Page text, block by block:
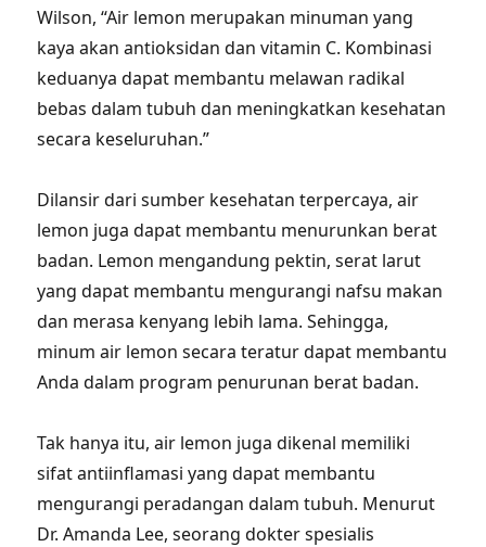
Wilson, “Air lemon merupakan minuman yang
kaya akan antioksidan dan vitamin C. Kombinasi
keduanya dapat membantu melawan radikal
bebas dalam tubuh dan meningkatkan kesehatan
secara keseluruhan.”
Dilansir dari sumber kesehatan terpercaya, air
lemon juga dapat membantu menurunkan berat
badan. Lemon mengandung pektin, serat larut
yang dapat membantu mengurangi nafsu makan
dan merasa kenyang lebih lama. Sehingga,
minum air lemon secara teratur dapat membantu
Anda dalam program penurunan berat badan.
Tak hanya itu, air lemon juga dikenal memiliki
sifat antiinflamasi yang dapat membantu
mengurangi peradangan dalam tubuh. Menurut
Dr. Amanda Lee, seorang dokter spesialis